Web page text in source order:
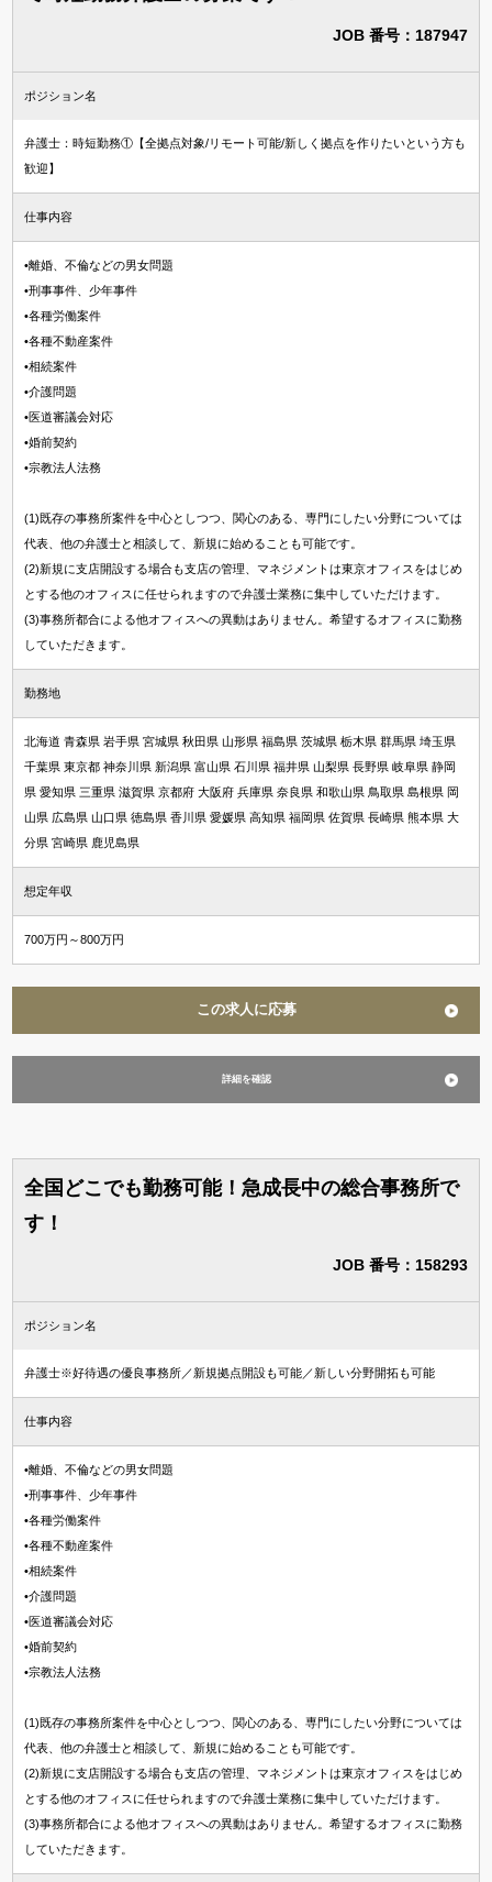
JOB 番号：187947
ポジション名
弁護士：時短勤務①【全拠点対象/リモート可能/新しく拠点を作りたいという方も
歓迎】
仕事内容
•離婚、不倫などの男女問題
•刑事事件、少年事件
•各種労働案件
•各種不動産案件
•相続案件
•介護問題
•医道審議会対応
•婚前契約
•宗教法人法務
(1)既存の事務所案件を中心としつつ、関心のある、専門にしたい分野については
代表、他の弁護士と相談して、新規に始めることも可能です。
(2)新規に支店開設する場合も支店の管理、マネジメントは東京オフィスをはじめ
とする他のオフィスに任せられますので弁護士業務に集中していただけます。
(3)事務所都合による他オフィスへの異動はありません。希望するオフィスに勤務
していただきます。
勤務地
北海道 青森県 岩手県 宮城県 秋田県 山形県 福島県 茨城県 栃木県 群馬県 埼玉県
千葉県 東京都 神奈川県 新潟県 富山県 石川県 福井県 山梨県 長野県 岐阜県 静岡
県 愛知県 三重県 滋賀県 京都府 大阪府 兵庫県 奈良県 和歌山県 鳥取県 島根県 岡
山県 広島県 山口県 徳島県 香川県 愛媛県 高知県 福岡県 佐賀県 長崎県 熊本県 大
分県 宮崎県 鹿児島県
想定年収
700万円～800万円
この求人に応募
詳細を確認
全国どこでも勤務可能！急成長中の総合事務所で
す！
JOB 番号：158293
ポジション名
弁護士※好待遇の優良事務所／新規拠点開設も可能／新しい分野開拓も可能
仕事内容
•離婚、不倫などの男女問題
•刑事事件、少年事件
•各種労働案件
•各種不動産案件
•相続案件
•介護問題
•医道審議会対応
•婚前契約
•宗教法人法務
(1)既存の事務所案件を中心としつつ、関心のある、専門にしたい分野については
代表、他の弁護士と相談して、新規に始めることも可能です。
(2)新規に支店開設する場合も支店の管理、マネジメントは東京オフィスをはじめ
とする他のオフィスに任せられますので弁護士業務に集中していただけます。
(3)事務所都合による他オフィスへの異動はありません。希望するオフィスに勤務
していただきます。